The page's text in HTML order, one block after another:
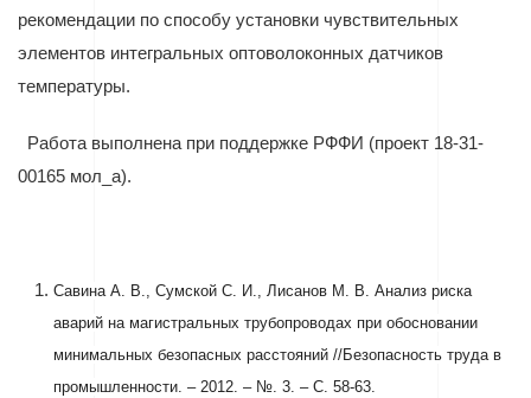
рекомендации по способу установки чувствительных
элементов интегральных оптоволоконных датчиков
температуры.
Работа выполнена при поддержке РФФИ (проект 18-31-
00165 мол_а).
Савина А. В., Сумской С. И., Лисанов М. В. Анализ риска
аварий на магистральных трубопроводах при обосновании
минимальных безопасных расстояний //Безопасность труда в
промышленности. – 2012. – №. 3. – С. 58-63.